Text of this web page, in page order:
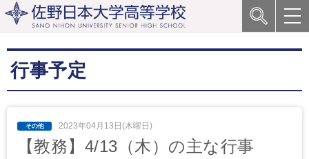
行事予定
2023年04月13日(木曜日)
【教務】4/13（木）の主な行事